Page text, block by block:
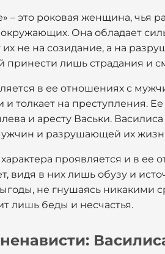
– это роковая женщина, чья
Она обладает
не на созидание, а на
принести лишь страдания и
в ее отношениях с
толкает на преступления.
и аресту Васьки.
и разрушающей их
проявляется и в
видя в них лишь обузу и
не гнушаясь никакими
лишь беды и несчастья.